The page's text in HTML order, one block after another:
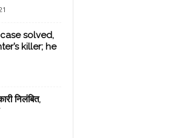
solved,
killer; he
निलंबित,